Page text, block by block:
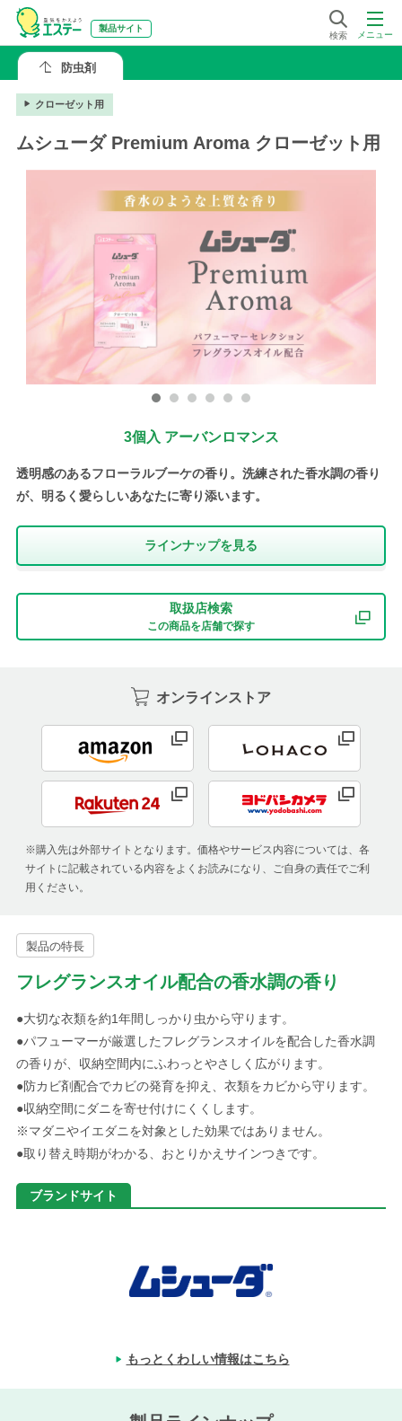
メニュー
検索
製品サイト
防虫剤
クローゼット用
ムシューダ Premium Aroma クローゼット用
3個入 アーバンロマンス
透明感のあるフローラルブーケの香り。洗練された香水調の香り
が、明るく愛らしいあなたに寄り添います。
ラインナップを⾒る
取扱店検索
この商品を店舗で探す
オンラインストア
※購入先は外部サイトとなります。価格やサービス内容については、各
サイトに記載されている内容をよくお読みになり、ご自身の責任でご利
用ください。
製品の特長
フレグランスオイル配合の香水調の香り
●大切な衣類を約1年間しっかり虫から守ります。
●パフューマーが厳選したフレグランスオイルを配合した香水調
の香りが、収納空間内にふわっとやさしく広がります。
●防カビ剤配合でカビの発育を抑え、衣類をカビから守ります。
●収納空間にダニを寄せ付けにくくします。
※マダニやイエダニを対象とした効果ではありません。
●取り替え時期がわかる、おとりかえサインつきです。
ブランドサイト
もっとくわしい情報はこちら